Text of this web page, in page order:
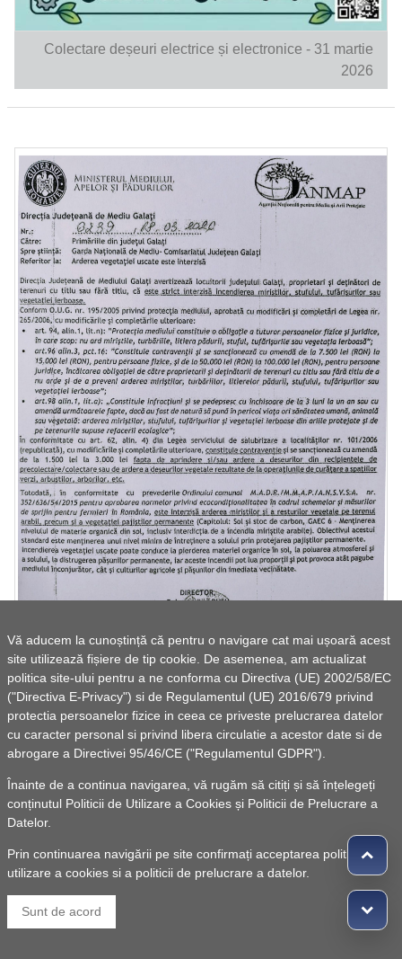
Vă aducem la cunoștință că pentru o navigare cat mai ușoară acest
site utilizează fișiere de tip cookie. De asemenea, am actualizat
politica site-ului pentru a ne conforma cu Directiva (UE) 2002/58/EC
("Directiva E-Privacy") si de Regulamentul (UE) 2016/679 privind
protectia persoanelor fizice in ceea ce priveste prelucrarea datelor
cu caracter personal si privind libera circulatie a acestor date si de
abrogare a Directivei 95/46/CE ("Regulamentul GDPR").
Înainte de a continua navigarea, vă rugăm să citiți și să înțelegeți
conținutul Politicii de Utilizare a Cookies și Politicii de Prelucrare a
Datelor.
Prin continuarea navigării pe site confirmați acceptarea politicii de
utilizare a cookies si a politicii de prelucrare a datelor.
Sunt de acord
Colectare deșeuri electrice și electronice - 31 martie
2026
Avertizare Direcția Județeană de Mediu: Arderea
vegetației uscate este strict interzisă!